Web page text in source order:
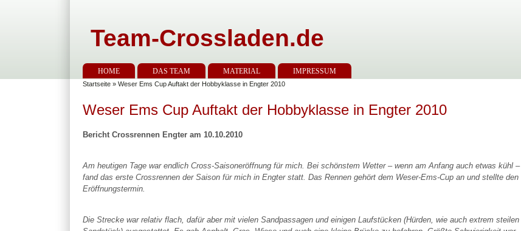
Team-Crossladen.de
HOME DAS TEAM MATERIAL IMPRESSUM
Startseite » Weser Ems Cup Auftakt der Hobbyklasse in Engter 2010
Weser Ems Cup Auftakt der Hobbyklasse in Engter 2010
Bericht Crossrennen Engter am 10.10.2010
Am heutigen Tage war endlich Cross-Saisoneröffnung für mich. Bei schönstem Wetter – wenn am Anfang auch etwas kühl –
fand das erste Crossrennen der Saison für mich in Engter statt. Das Rennen gehört dem Weser-Ems-Cup an und stellte den
Eröffnungstermin.
Die Strecke war relativ flach, dafür aber mit vielen Sandpassagen und einigen Laufstücken (Hürden, wie auch extrem steilen